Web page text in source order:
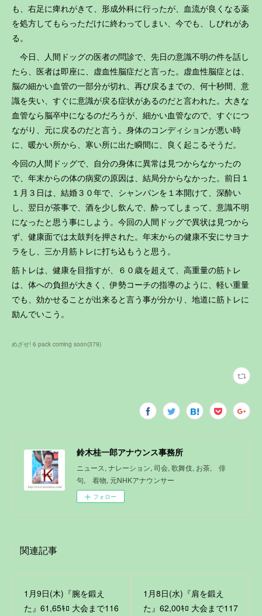
も、右足に痺れがきて、形成外科に行ったが、血流が良くなる薬
を処方してもらっただけに終わってしまい、今でも、しびれがあ
る。
今日、人間ドッグの医者の問診で、先日の意識不明の件を話し
たら、医者は即座に、虚血性脳症だと言った。虚血性脳症とは、
脳の細かい血管の一部分が切れ、再び戻るまでの、何十秒間、意
識を失い、すぐに意識が戻る症状があるのだと言われた。大きな
血管なら脳卒中になるのだろうが、細かい血管なので、すぐにつ
ながり、元に戻るのだと言う。身体のコンディションが悪い時
に、暖かい所から、寒い所に出た瞬間に、良く起こるそうだ。
今回の人間ドッグで、自分の身体に異常は見つからなかったの
で、年末からの体の病変の原因は、結局分からなかった。前日１
１月３日は、結婚３０年で、シャンパンを１本開けて、深酔い
し、翌日が茶事で、酒を少し飲んで、酔ってしまって、意識不明
になったと思う事にしよう。今回の人間ドッグで異状は見つから
ず、健康面では太鼓判を押された。年末からの健康不安にサヨナ
ラをし、三か月筋トレに打ち込もうと思う。
筋トレは、健康を目指すが、６０歳を超えて、高重量の筋トレ
は、体への負担が大きく、伊勢コーチの指導のように、軽い重量
でも、効かせることが出来ると言う事が分かり、地道に筋トレに
励んでいこう。
めざせ! 6 pack coming soon(379)
鈴木桂一郎アナウンス事務所
ニュース, ナレーション, 司会, 歌舞伎, お茶, 俳
句, 着物, 元NHKアナウンサー
フォロー
関連記事
1月9日(木)『腕を鍛え
た』61,65ｷﾛ 大会まで116
1月8日(水)『肩を鍛え
た』62,00ｷﾛ 大会まで117